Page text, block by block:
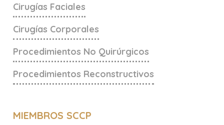
Cirugías Faciales
Cirugías Corporales
Procedimientos No Quirúrgicos
Procedimientos Reconstructivos
MIEMBROS SCCP